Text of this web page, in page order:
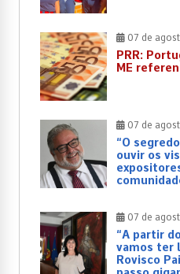
07 de
PRR:
ME
07 de
“O
ouvir os
07 de
“A partir
vamos ter
Rovisco